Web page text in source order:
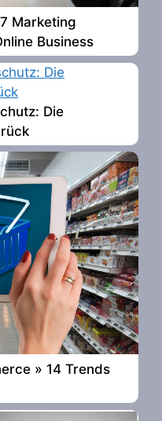
Marketing
Business
Die
» 14 Trends